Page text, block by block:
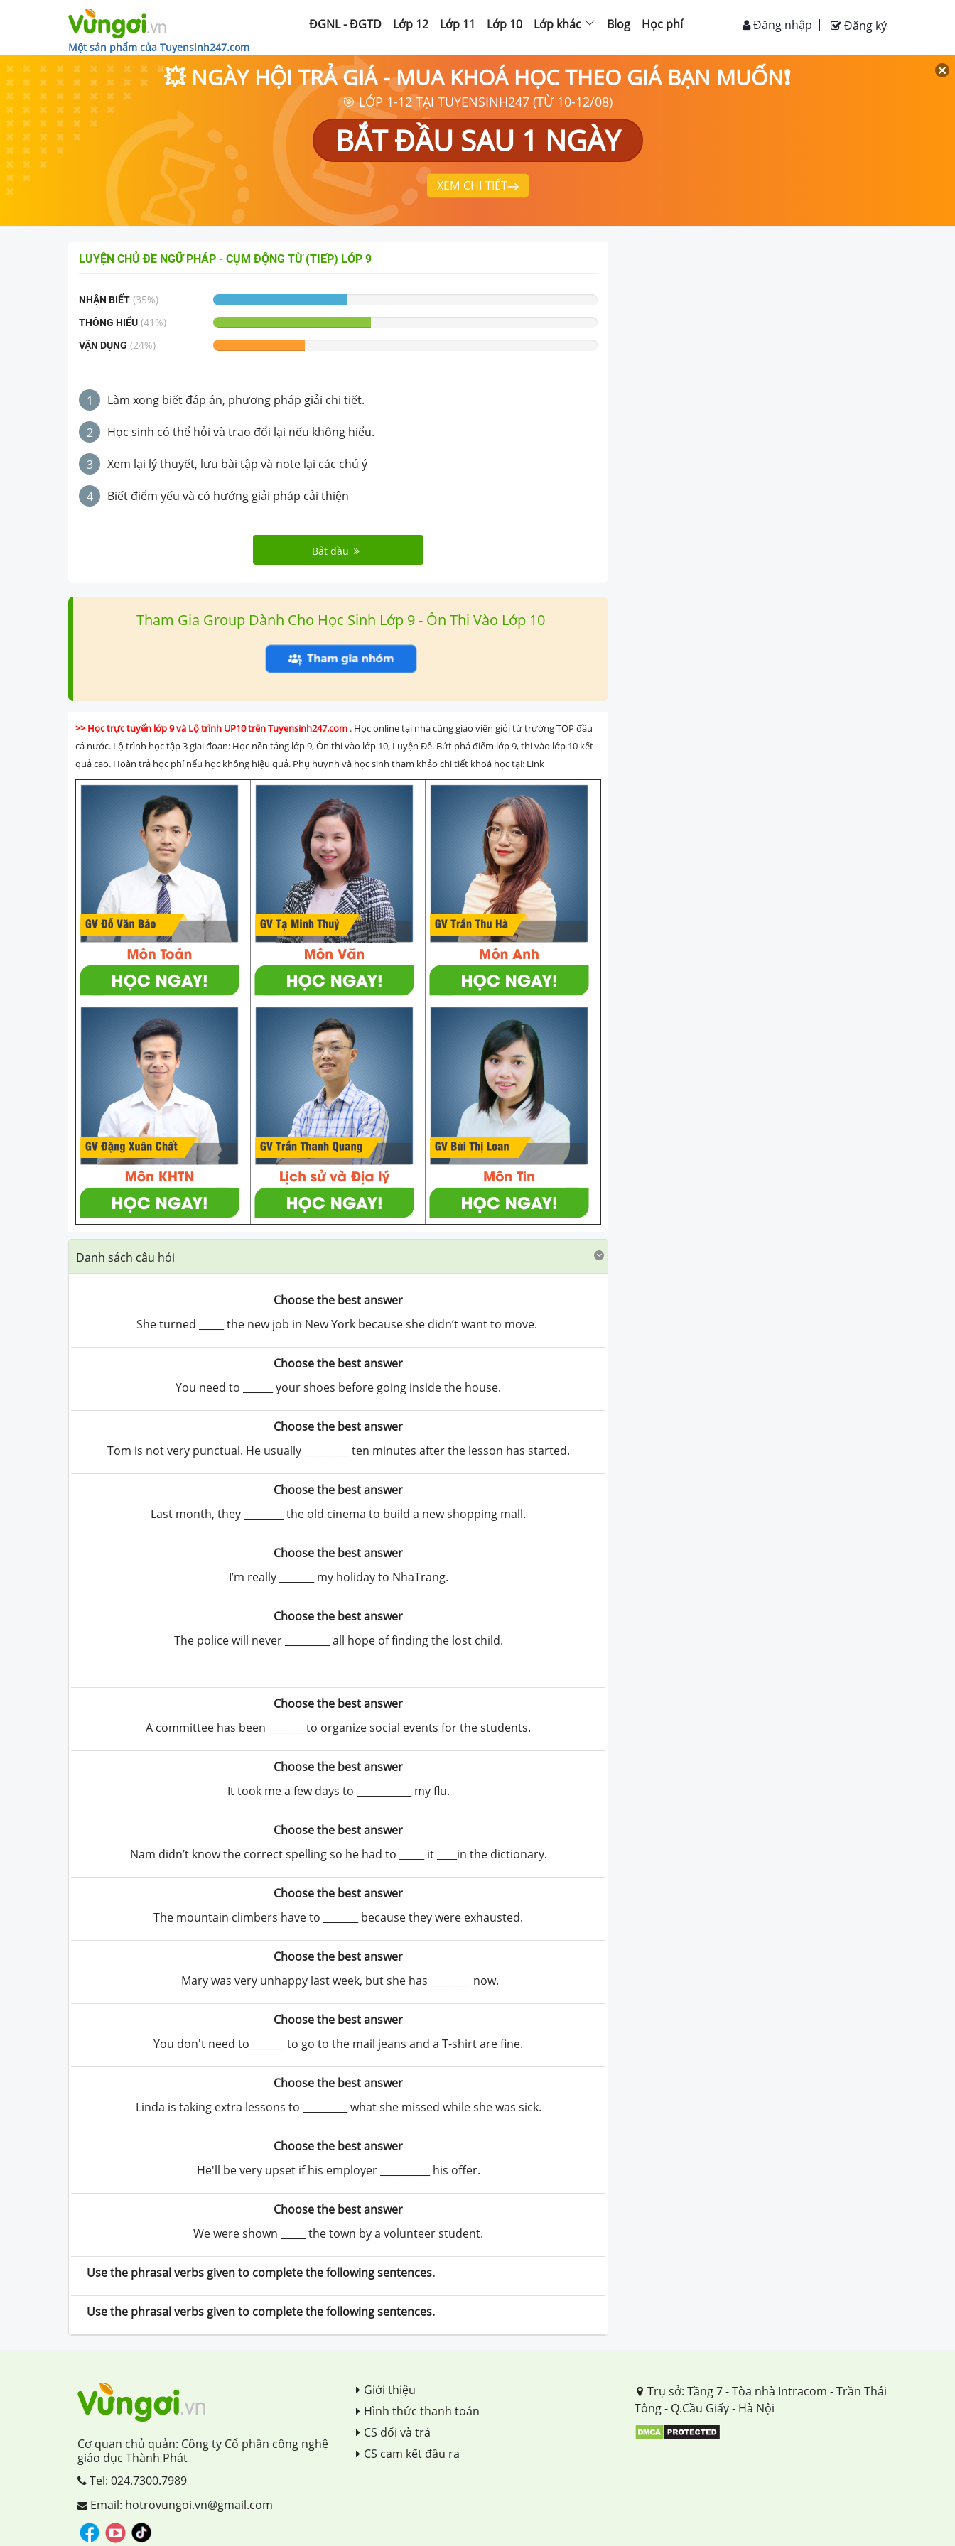
Một sản phẩm của Tuyensinh247.com
ĐGNL - ĐGTD Lớp 12 Lớp 11 Lớp 10 Lớp khác Blog Học phí Đăng ký
Đăng nhập
💥 NGÀY HỘI TRẢ GIÁ - MUA KHOÁ HỌC THEO GIÁ BẠN MUỐN❗
🎯 LỚP 1-12 TẠI TUYENSINH247 (TỪ 10-12/08)
BẮT ĐẦU SAU 1 NGÀY
XEM CHI TIẾT
LUYỆN CHỦ ĐỀ NGỮ PHÁP - CỤM ĐỘNG TỪ (TIẾP) LỚP 9
NHẬN BIẾT (35%)
THÔNG HIỂU (41 %)
VẬN DỤNG (24%)
1 Làm xong biết đáp án, phương pháp giải chi tiết.
2 Học sinh có thể hỏi và trao đổi lại nếu không hiểu.
3 Xem lại lý thuyết, lưu bài tập và note lại các chú ý
4 Biết điểm yếu và có hướng giải pháp cải thiện
Bắt đầu
Tham Gia Group Dành Cho Học Sinh Lớp 9 - Ôn Thi Vào Lớp 10
>> Học trực tuyến lớp 9 và Lộ trình UP10 trên Tuyensinh247.com . Học online tại nhà cũng giáo viên giỏi từ trường TOP đầu
cả nước. Lộ trình học tập 3 giai đoạn: Học nền tảng lớp 9, Ôn thi vào lớp 10, Luyện Đề. Bứt phá điểm lớp 9, thi vào lớp 10 kết
quả cao. Hoàn trả học phí nếu học không hiệu quả. Phụ huynh và học sinh tham khảo chi tiết khoá học tại: Link
Danh sách câu hỏi
Choose the best answer
She turned _____ the new job in New York because she didn’t want to move.
Choose the best answer
You need to ______ your shoes before going inside the house.
Choose the best answer
Tom is not very punctual. He usually _________ ten minutes after the lesson has started.
Choose the best answer
Last month, they ________ the old cinema to build a new shopping mall.
Choose the best answer
I’m really _______ my holiday to NhaTrang.
Choose the best answer
The police will never _________ all hope of finding the lost child.
Choose the best answer
A committee has been _______ to organize social events for the students.
Choose the best answer
It took me a few days to ___________ my flu.
Choose the best answer
Nam didn’t know the correct spelling so he had to _____ it ____in the dictionary.
Choose the best answer
The mountain climbers have to _______ because they were exhausted.
Choose the best answer
Mary was very unhappy last week, but she has ________ now.
Choose the best answer
You don't need to_______ to go to the mail jeans and a T-shirt are fine.
Choose the best answer
Linda is taking extra lessons to _________ what she missed while she was sick.
Choose the best answer
He'll be very upset if his employer __________ his offer.
Choose the best answer
We were shown _____ the town by a volunteer student.
Use the phrasal verbs given to complete the following sentences.
Use the phrasal verbs given to complete the following sentences.
Cơ quan chủ quản: Công ty Cổ phần công nghệ
giáo dục Thành Phát
Tel: 024.7300.7989
Email: hotrovungoi.vn@gmail.com
Giới thiệu
Hình thức thanh toán
CS đổi và trả
CS cam kết đầu ra
Trụ sở: Tầng 7 - Tòa nhà Intracom - Trần Thái
Tông - Q.Cầu Giấy - Hà Nội